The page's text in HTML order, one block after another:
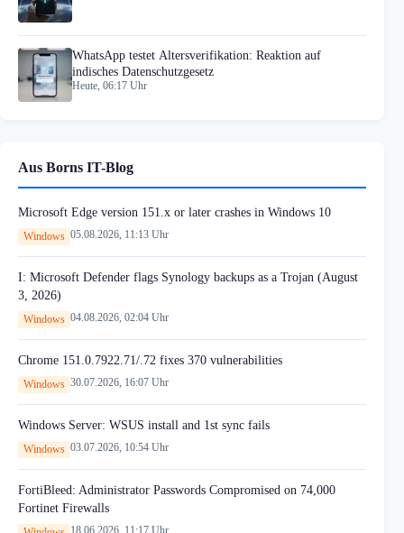
WhatsApp testet Altersverifikation: Reaktion auf
indisches Datenschutzgesetz
Heute, 06:17 Uhr
Aus Borns IT-Blog
Microsoft Edge version 151.x or later crashes in Windows 10
Windows 05.08.2026, 11:13 Uhr
I: Microsoft Defender flags Synology backups as a Trojan (August
3, 2026)
Windows 04.08.2026, 02:04 Uhr
Chrome 151.0.7922.71/.72 fixes 370 vulnerabilities
Windows 30.07.2026, 16:07 Uhr
Windows Server: WSUS install and 1st sync fails
Windows 03.07.2026, 10:54 Uhr
FortiBleed: Administrator Passwords Compromised on 74,000
Fortinet Firewalls
18.06.2026, 11:17 Uhr